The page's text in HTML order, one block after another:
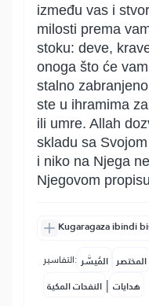
između vas i
milosti prema
stoku: deve,
onoga što će
stalno
ste u ihramima
ili umre. Allah
skladu sa
i niko na Njega
Njegovom
Kugaragaza ibindi
التفاسير: المُيسَّر المختصر
النفحات المكية | هدايات